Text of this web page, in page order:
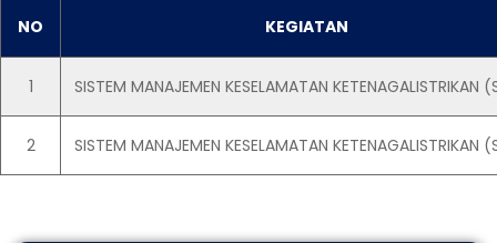
NO KEGIATAN
1 SISTEM MANAJEMEN KESELAMATAN KETENAGALISTRIKAN
2 SISTEM MANAJEMEN KESELAMATAN KETENAGALISTRIKAN